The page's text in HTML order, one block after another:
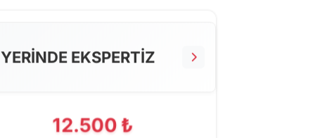
YERİNDE EKSPERTİZ
12.500 ₺